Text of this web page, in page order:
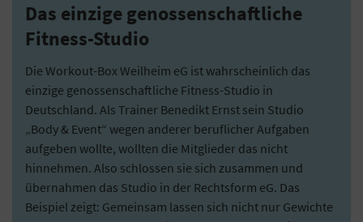
Das einzige genossenschaftliche
Fitness-Studio
Die Workout-Box Weilheim eG ist wahrscheinlich das
einzige genossenschaftliche Fitness-Studio in
Deutschland. Als Trainer Benedikt Ernst sein Studio
„Body & Event“ wegen anderer beruflicher Aufgaben
aufgeben wollte, wollten die Mitglieder das nicht
hinnehmen. Also schlossen sie sich zusammen und
übernahmen das Studio in der Rechtsform eG. Das
Beispiel zeigt: Gemeinsam lassen sich nicht nur Gewichte